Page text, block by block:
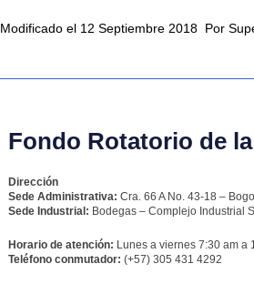
Modificado el 12 Septiembre 2018 Por
Fondo Rotatorio de
Dirección
Sede Administrativa: Cra. 66 A No. 43-18 –
Sede Industrial: Bodegas – Complejo Industrial
Horario de atención: Lunes a viernes 7:30 am a
Teléfono conmutador: (+57) 305 431 4292